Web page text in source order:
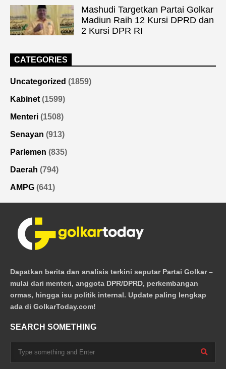
Mashudi Targetkan Partai Golkar
Madiun Raih 12 Kursi DPRD dan
2 Kursi DPR RI
CATEGORIES
Uncategorized (1859)
Kabinet (1599)
Menteri (1508)
Senayan (913)
Parlemen (835)
Daerah (794)
AMPG (641)
Dapatkan berita dan analisis terkini seputar Partai Golkar –
mulai dari menteri, anggota DPR/DPRD, perkembangan
ormas, hingga isu politik internal. Update paling lengkap
ada di GolkarToday.com!
SEARCH SOMETHING